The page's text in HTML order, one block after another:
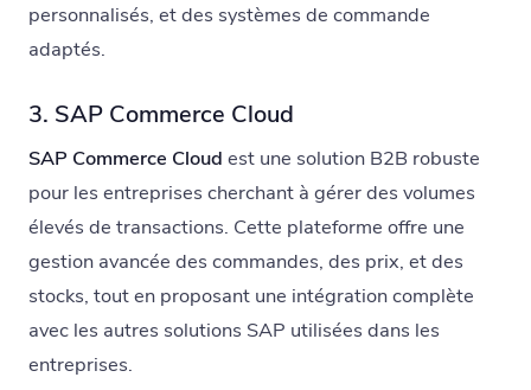
personnalisés, et des systèmes de commande
adaptés.
3. SAP Commerce Cloud
SAP Commerce Cloud est une solution B2B robuste
pour les entreprises cherchant à gérer des volumes
élevés de transactions. Cette plateforme offre une
gestion avancée des commandes, des prix, et des
stocks, tout en proposant une intégration complète
avec les autres solutions SAP utilisées dans les
entreprises.